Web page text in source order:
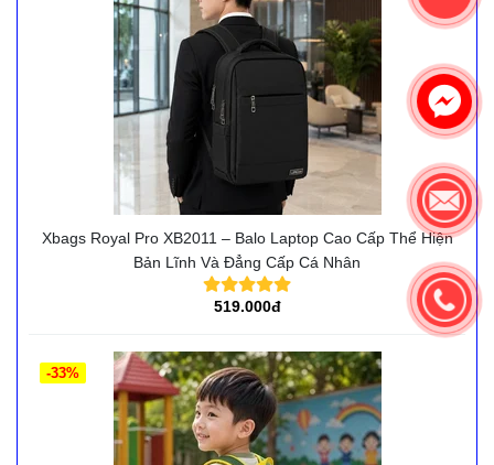
Xbags Royal Pro XB2011 – Balo Laptop Cao Cấp Thể Hiện
Bản Lĩnh Và Đẳng Cấp Cá Nhân
519.000đ
-33%